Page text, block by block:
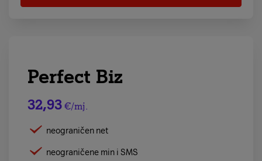
Perfect Biz
32,93 €/mj.
neograničen net
neograničene min i SMS